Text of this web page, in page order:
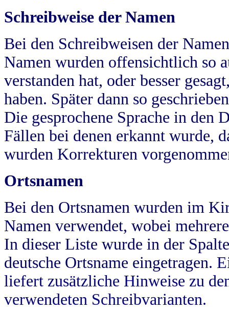
Schreibweise der Namen
Bei den Schreibweisen der
Namen wurden offensichtlich so
verstanden hat, oder besser
haben. Später dann so
Die gesprochene Sprache in
Fällen bei denen erkannt wurde,
wurden Korrekturen
Ortsnamen
Bei den Ortsnamen wurden im
Namen verwendet, wobei
In dieser Liste wurde in der
deutsche Ortsname eingetragen.
liefert zusätzliche Hinweise zu
verwendeten Schreibvarianten.